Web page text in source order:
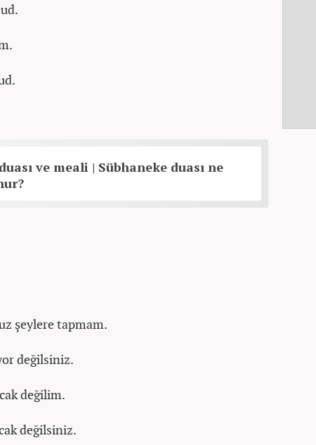
ve meali | Sübhaneke duası ne
şeylere tapmam.
değilsiniz.
değilim.
değilsiniz.